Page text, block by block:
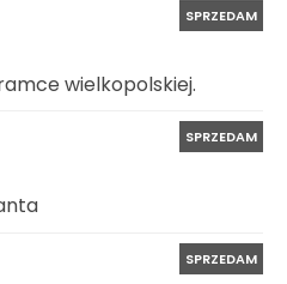
SPRZEDAM
wielkopolskiej.
SPRZEDAM
SPRZEDAM